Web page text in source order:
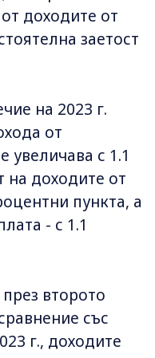
доходите от
заетост
на 2023 г.
от
увеличава с 1.1
на доходите от
пункта, а
- с 1.1
второто
със
г., доходите